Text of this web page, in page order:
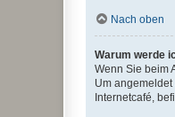
Nach oben
Warum werde
Wenn Sie beim
Um
Internetcafé,